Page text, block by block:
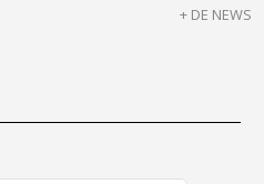
+ DE NEWS